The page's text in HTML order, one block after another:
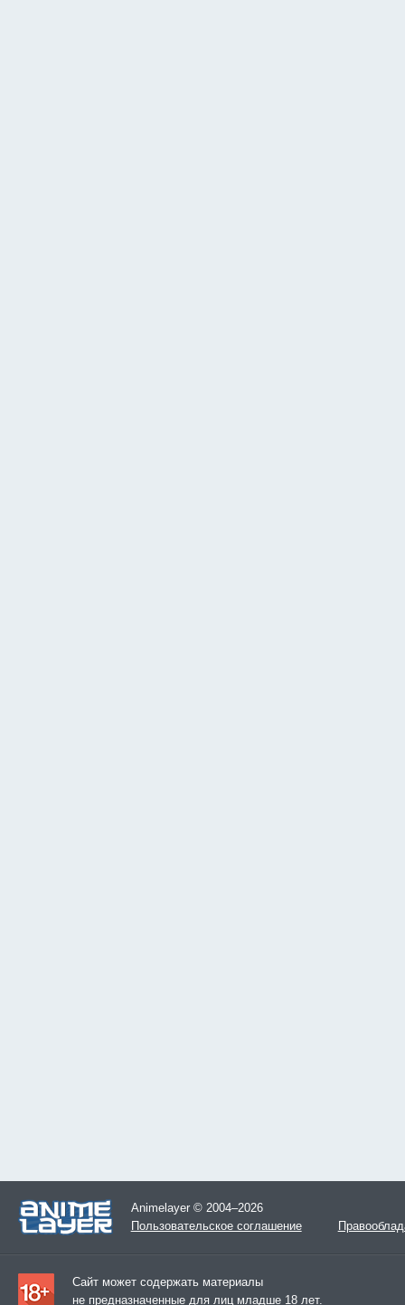
Animelayer © 2004–2026
Пользовательское соглашение
Сайт может содержать материалы
не предназначенные для лиц младше 18 лет.